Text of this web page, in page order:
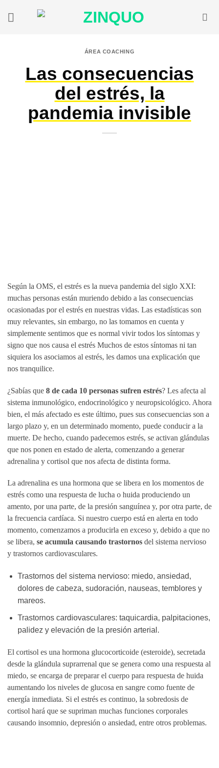
ÁREA COACHING
Las consecuencias
del estrés, la
pandemia invisible
Según la OMS, el estrés es la nueva pandemia del siglo XXI:
muchas personas están muriendo debido a las consecuencias
ocasionadas por el estrés en nuestras vidas. Las estadísticas son
muy relevantes, sin embargo, no las tomamos en cuenta y
simplemente sentimos que es normal vivir todos los síntomas y
signo que nos causa el estrés Muchos de estos síntomas ni tan
siquiera los asociamos al estrés, les damos una explicación que
nos tranquilice.
¿Sabías que 8 de cada 10 personas sufren estrés? Les afecta al
sistema inmunológico, endocrinológico y neuropsicológico. Ahora
bien, el más afectado es este último, pues sus consecuencias son a
largo plazo y, en un determinado momento, puede conducir a la
muerte. De hecho, cuando padecemos estrés, se activan glándulas
que nos ponen en estado de alerta, comenzando a generar
adrenalina y cortisol que nos afecta de distinta forma.
La adrenalina es una hormona que se libera en los momentos de
estrés como una respuesta de lucha o huida produciendo un
amento, por una parte, de la presión sanguínea y, por otra parte, de
la frecuencia cardíaca. Si nuestro cuerpo está en alerta en todo
momento, comenzamos a producirla en exceso y, debido a que no
se libera, se acumula causando trastornos del sistema nervioso
y trastornos cardiovasculares.
Trastornos del sistema nervioso: miedo, ansiedad,
dolores de cabeza, sudoración, nauseas, temblores y
mareos.
Trastornos cardiovasculares: taquicardia, palpitaciones,
palidez y elevación de la presión arterial.
El cortisol es una hormona glucocorticoide (esteroide), secretada
desde la glándula suprarrenal que se genera como una respuesta al
miedo, se encarga de preparar el cuerpo para respuesta de huida
aumentando los niveles de glucosa en sangre como fuente de
energía inmediata. Si el estrés es continuo, la sobredosis de
cortisol hará que se supriman muchas funciones corporales
causando insomnio, depresión o ansiedad, entre otros problemas.